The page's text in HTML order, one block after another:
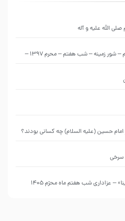
الله علیه و آله
من غلام نوکراتم من عاشق کربلاتم – شور زمینه – شب هفتم – محرم 1397 –
امام حسین (علیه السلام) چه کسانی بودند؟
سرخی
– عزاداری شب هفتم ماه محرّم 1405